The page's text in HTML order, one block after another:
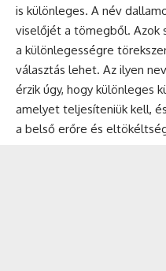
is különleges. A név
viselőjét a tömegből. Azok
a különlegességre
választás lehet. Az ilyen
érzik úgy, hogy különleges
amelyet teljesíteniük kell,
a belső erőre és